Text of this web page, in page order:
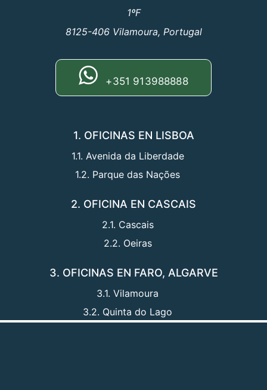
1ºF
8125-406 Vilamoura, Portugal
+351 913988888
1. OFICINAS EN LISBOA
1.1. Avenida da Liberdade
1.2. Parque das Nações
2. OFICINA EN CASCAIS
2.1. Cascais
2.2. Oeiras
3. OFICINAS EN FARO, ALGARVE
3.1. Vilamoura
3.2. Quinta do Lago